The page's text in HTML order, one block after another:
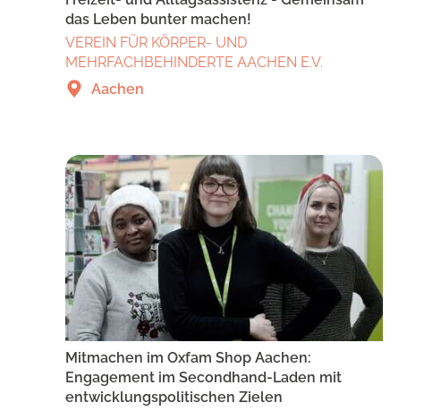
das Leben bunter machen!
VEREIN FÜR KÖRPER- UND
MEHRFACHBEHINDERTE AACHEN E.V.
Aachen
Mitmachen im Oxfam Shop Aachen:
Engagement im Secondhand-Laden mit
entwicklungspolitischen Zielen